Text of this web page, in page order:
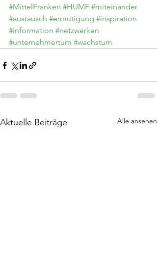
#MittelFranken #HUMF #miteinander
#austausch #ermutigung #inspiration
#information #netzwerken
#unternehmertum #wachstum
Aktuelle Beiträge Alle ansehen